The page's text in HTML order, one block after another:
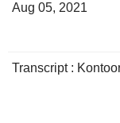
Aug 05, 2021
Transcript :